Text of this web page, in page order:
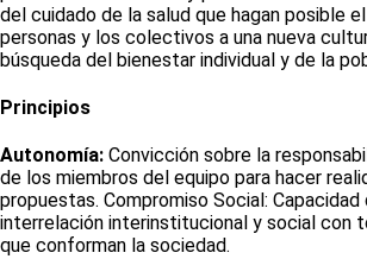
del cuidado de la salud que hagan posible
personas y los colectivos a una nueva
búsqueda del bienestar individual y de la
Principios
Autonomía: Convicción sobre la
de los miembros del equipo para hacer
propuestas. Compromiso Social:
interrelación interinstitucional y social con
que conforman la sociedad.